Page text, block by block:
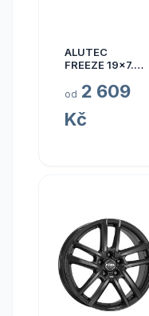
ALUTEC
FREEZE 19x7.5
od 2 609
Kč